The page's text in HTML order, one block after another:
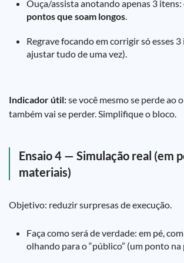
Ouça/assista anotando apenas 3 itens:
pontos que soam longos.
Regrave focando em corrigir só esses
ajustar tudo de uma vez).
Indicador útil:se você mesmo se perde ao
também vai se perder. Simplifique o bloco.
Ensaio 4 — Simulação real (em
materiais)
Objetivo: reduzir surpresas de execução.
Faça como será de verdade: em pé,
olhando para o “público” (um ponto na